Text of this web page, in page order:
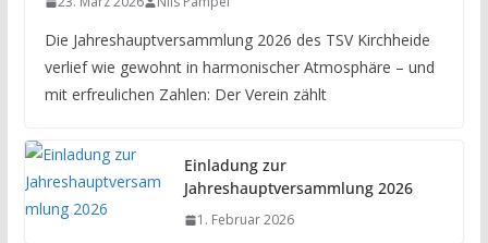
Die Jahreshauptversammlung 2026 des TSV Kirchheide
verlief wie gewohnt in harmonischer Atmosphäre – und
mit erfreulichen Zahlen: Der Verein zählt
Einladung zur
Jahreshauptversammlung 2026
1. Februar 2026